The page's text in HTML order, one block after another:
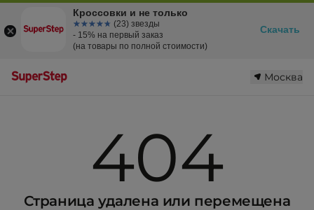
Москва
404
Страница удалена или перемещена
Кроссовки и не только
☆☆☆☆☆
★★★★★ (23) звезды
- 15% на первый заказ
(на товары по полной стоимости)
Скачать